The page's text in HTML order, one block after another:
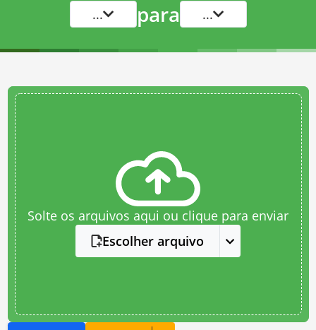
... para ...
Solte os arquivos aqui ou clique para enviar
Escolher arquivo